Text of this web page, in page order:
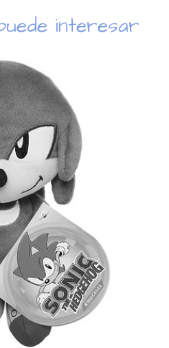
interesar